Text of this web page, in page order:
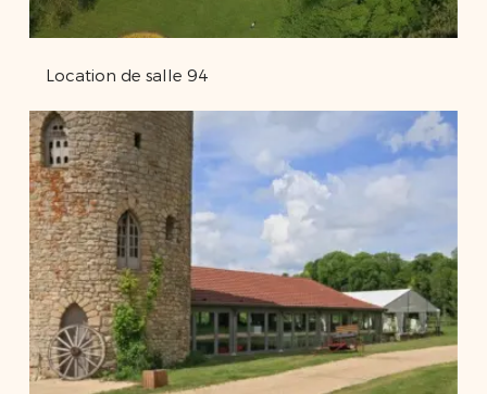
Location de salle 94